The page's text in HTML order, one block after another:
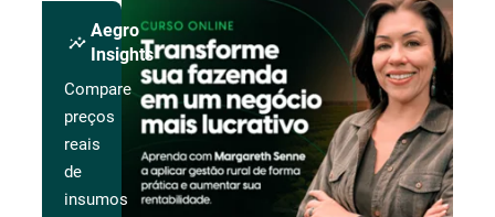
insights
Aegro
Insights
Compare
preços
reais
de
insumos